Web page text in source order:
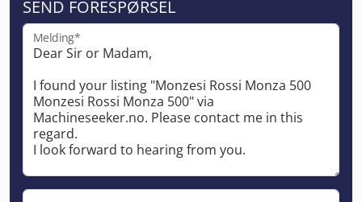
SEND FORESPØRSEL
Melding*